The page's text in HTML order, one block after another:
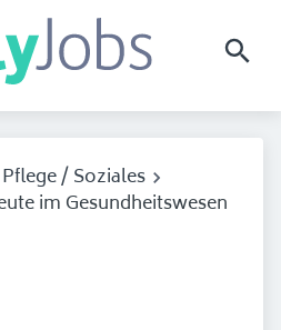
/ Soziales
im Gesundheitswesen